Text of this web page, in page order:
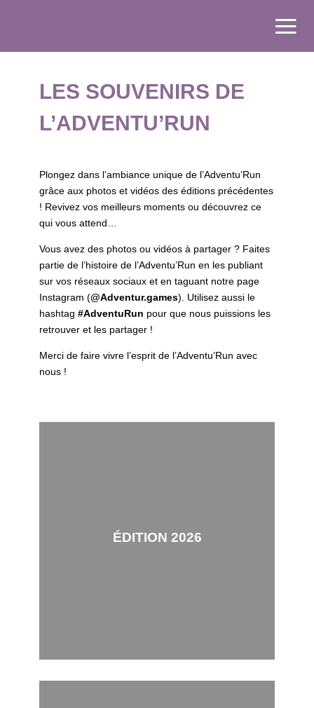
LES SOUVENIRS DE
L’ADVENTU’RUN
Plongez dans l’ambiance unique de l’Adventu’Run
grâce aux photos et vidéos des éditions précédentes
! Revivez vos meilleurs moments ou découvrez ce
qui vous attend…
Vous avez des photos ou vidéos à partager ? Faites
partie de l’histoire de l’Adventu’Run en les publiant
sur vos réseaux sociaux et en taguant notre page
Instagram (@Adventur.games). Utilisez aussi le
hashtag #AdventuRun pour que nous puissions les
retrouver et les partager !
Merci de faire vivre l’esprit de l’Adventu’Run avec
nous !
ÉDITION 2026